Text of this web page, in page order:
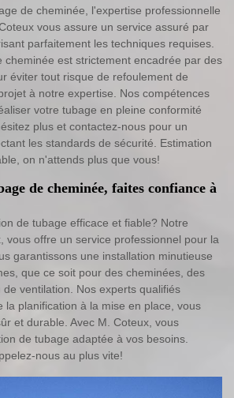
de cheminée, l'expertise professionnelle
vous assure un service assuré par
parfaitement les techniques requises.
cheminée est strictement encadrée par des
éviter tout risque de refoulement de
à notre expertise. Nos compétences
votre tubage en pleine conformité
plus et contactez-nous pour un
les standards de sécurité. Estimation
on n'attends plus que vous!
de cheminée, faites confiance à
de tubage efficace et fiable? Notre
vous offre un service professionnel pour la
garantissons une installation minutieuse
que ce soit pour des cheminées, des
ventilation. Nos experts qualifiés
la planification à la mise en place, vous
et durable. Avec M. Coteux, vous
de tubage adaptée à vos besoins.
nous au plus vite!